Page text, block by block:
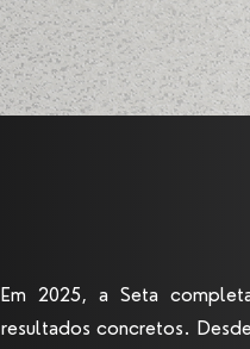
Em 2025, a Seta
resultados concretos.